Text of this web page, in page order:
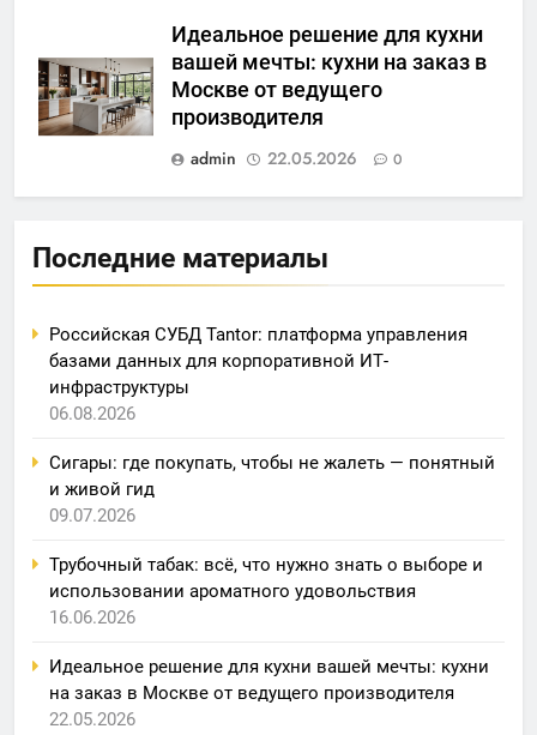
Идеальное решение для кухни
вашей мечты: кухни на заказ в
Москве от ведущего
производителя
admin
22.05.2026 0
Последние материалы
Российская СУБД Tantor: платформа управления
базами данных для корпоративной ИТ-
инфраструктуры
06.08.2026
Сигары: где покупать, чтобы не жалеть — понятный
и живой гид
09.07.2026
Трубочный табак: всё, что нужно знать о выборе и
использовании ароматного удовольствия
16.06.2026
Идеальное решение для кухни вашей мечты: кухни
на заказ в Москве от ведущего производителя
22.05.2026